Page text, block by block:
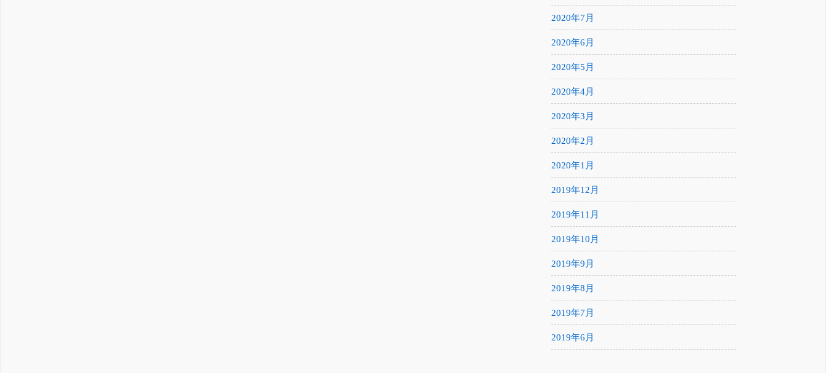
2020年7月
2020年6月
2020年5月
2020年4月
2020年3月
2020年2月
2020年1月
2019年12月
2019年11月
2019年10月
2019年9月
2019年8月
2019年7月
2019年6月